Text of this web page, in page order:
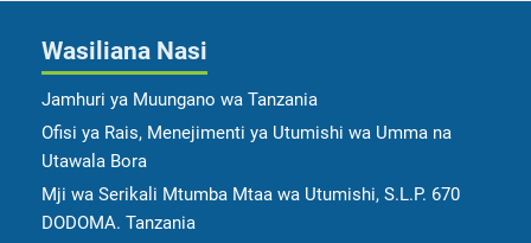
Wasiliana Nasi
Jamhuri ya Muungano wa Tanzania
Ofisi ya Rais, Menejimenti ya Utumishi wa Umma na
Utawala Bora
Mji wa Serikali Mtumba Mtaa wa Utumishi, S.L.P. 670
DODOMA. Tanzania